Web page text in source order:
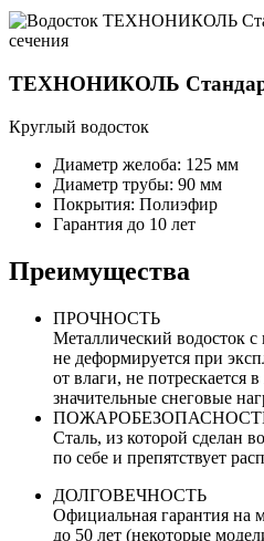
ТЕХНОНИКОЛЬ
Круглый водосток
Диаметр желоба: 125 мм
Диаметр трубы: 90 мм
Покрытия: Полиэфир
Гарантия до 10 лет
Преимущества
ПРОЧНОСТЬ
Металлический водосток
не деформируется при
от влаги, не потрескается
значительные снеговые
Сталь, из которой сделан
по себе и препятствует
ДОЛГОВЕЧНОСТЬ
Официальная гарантия на
до 50 лет (некоторые